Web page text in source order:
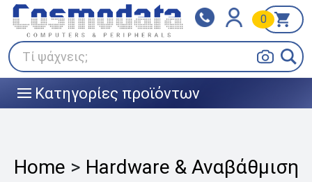
Τί ψάχνεις;
0
||| Κατηγορίες προϊόντων
Klarna
Πληρώστε σε 3
άτοκες δόσεις
BOX NOW
Home > Hardware & Αναβάθμιση